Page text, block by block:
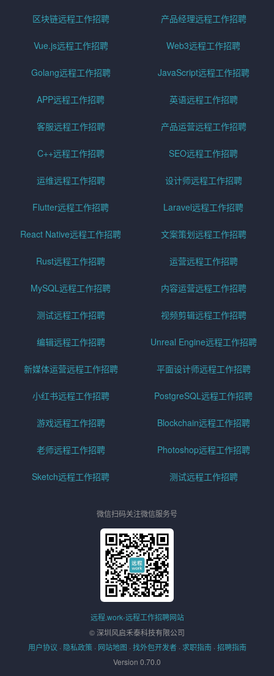
区块链远程工作招聘 产品经理远程工作招聘
Vue.js远程工作招聘 Web3远程工作招聘
Golang远程工作招聘 JavaScript远程工作招聘
APP远程工作招聘 英语远程工作招聘
客服远程工作招聘 产品运营远程工作招聘
C++远程工作招聘 SEO远程工作招聘
运维远程工作招聘 设计师远程工作招聘
Flutter远程工作招聘 Laravel远程工作招聘
React Native远程工作招聘 文案策划远程工作招聘
Rust远程工作招聘 运营远程工作招聘
MySQL远程工作招聘 内容运营远程工作招聘
测试远程工作招聘 视频剪辑远程工作招聘
编辑远程工作招聘 Unreal Engine远程工作招聘
新媒体运营远程工作招聘 平面设计师远程工作招聘
小红书远程工作招聘 PostgreSQL远程工作招聘
游戏远程工作招聘 Blockchain远程工作招聘
老师远程工作招聘 Photoshop远程工作招聘
Sketch远程工作招聘 测试远程工作招聘
微信扫码关注微信服务号
远程.work-远程工作招聘网站
© 深圳风启禾泰科技有限公司
用户协议 · 隐私政策 · 网站地图 · 找外包开发者 · 求职指南 · 招聘指南
Version 0.70.0